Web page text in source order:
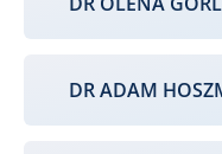
DR ADAM